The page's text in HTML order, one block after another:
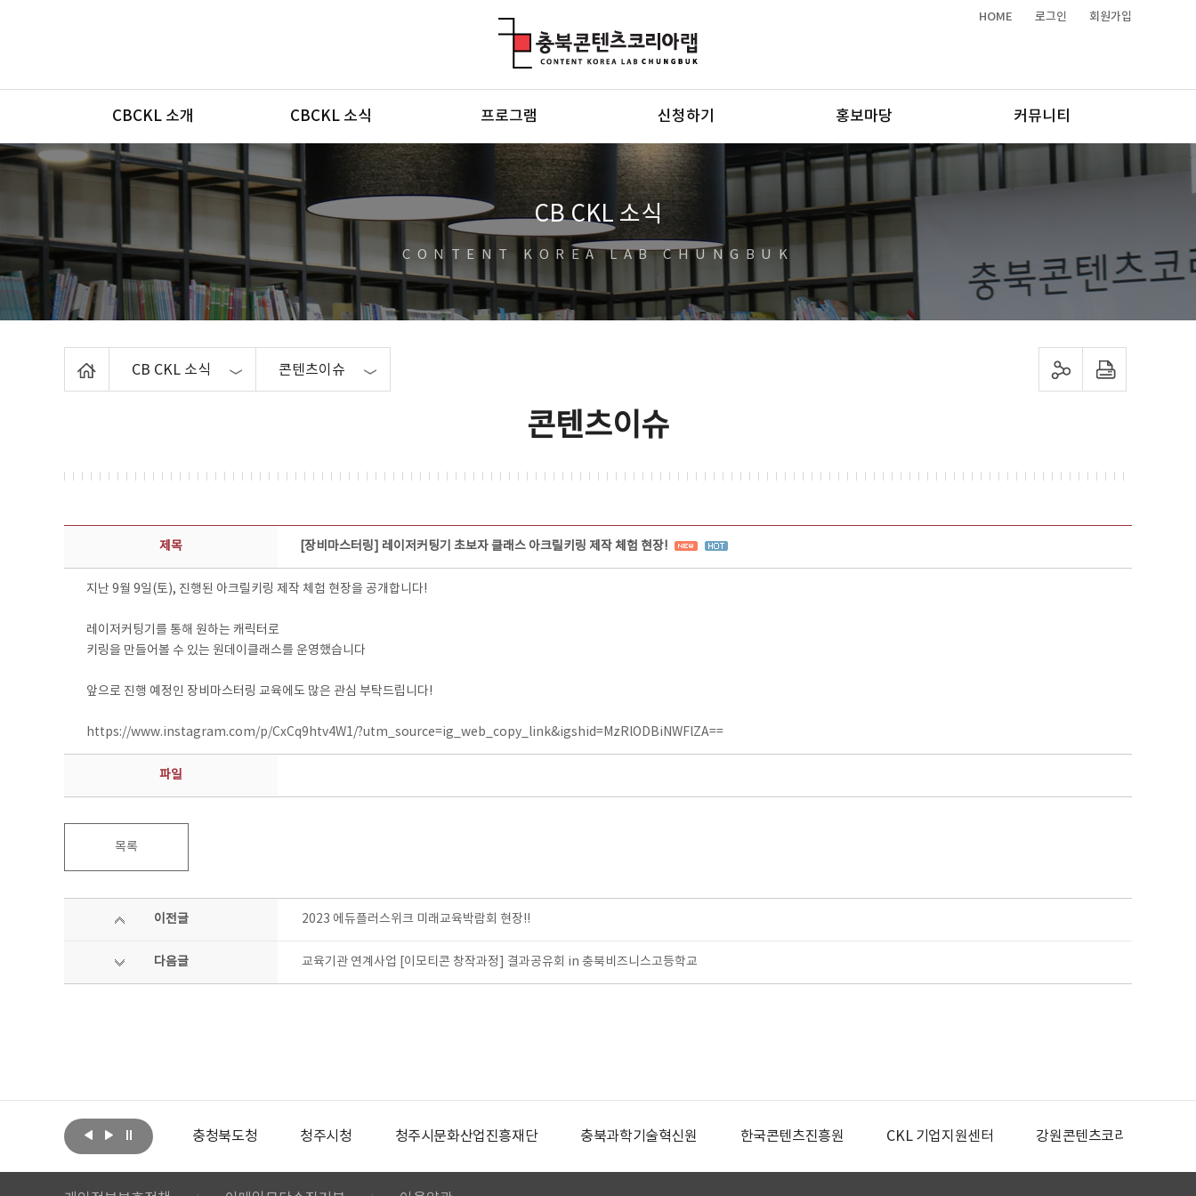
HOME 로그인 회원가입
메뉴
CBCKL 소개 CBCKL 소식 프로그램 신청하기 홍보마당 커뮤니티
CB CKL 소식
CONTENT KOREA LAB CHUNGBUK
CB CKL 소식 콘텐츠이슈 sns 공유하기 프린트하기
콘텐츠이슈
콘텐츠이슈 상세보기 - 제목, 담당부서, 담당자, 담당연락처, 내용, 첨부파일 정보 제공
제목 [장비마스터링] 레이저커팅기 초보자 클래스 아크릴키링 제작 체험 현장!
지난 9월 9일(토), 진행된 아크릴키링 제작 체험 현장을 공개합니다!
레이저커팅기를 통해 원하는 캐릭터로
키링을 만들어볼 수 있는 원데이클래스를 운영했습니다
앞으로 진행 예정인 장비마스터링 교육에도 많은 관심 부탁드립니다!
https://www.instagram.com/p/CxCq9htv4W1/?utm_source=ig_web_copy_link&igshid=MzRlODBiNWFlZA==
파일
목록
이전글 2023 에듀플러스위크 미래교육박람회 현장!!
다음글 교육기관 연계사업 [이모티콘 창작과정] 결과공유회 in 충북비즈니스고등학교
문화체육관광부 충청북도청 청주시청 청주시문화산업진흥재단 충북과학기술혁신원 한국콘텐츠진흥원 CKL 기업지원센터 강원콘텐츠코리아랩